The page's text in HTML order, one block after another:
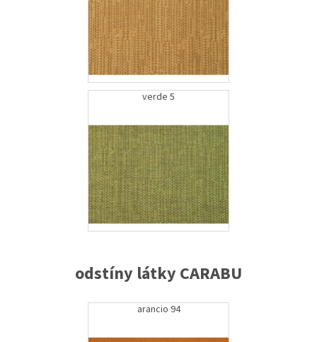
verde 5
odstíny látky CARABU
arancio 94